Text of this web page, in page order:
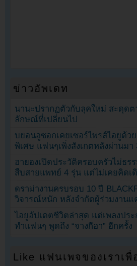
ข่าวอัพเดท
นานะปรากฏตัวกับลุคใหม่ สะดุดต
ลักษณ์ที่เปลี่ยนไป
บยอนอูซอกเคยเซอร์ไพรส์ไอยูด้ว
พิเศษ แฟนๆเพิ่งสังเกตหลังผ่านมา
ฮายองเปิดประวัติครอบครัวไม่ธร
สืบสายแพทย์ 4 รุ่น แต่ไม่เคยคิดเ
ดราม่างานครบรอบ 10 ปี
วิจารณ์หนัก หลังจำกัดผู้ร่วมงานแ
ไอยูอัปเดตชีวิตล่าสุด แต่เพลงปร
ทำแฟนๆ พูดถึง “จางกีฮา” อีกครั้ง
Like แฟนเพจของเราเพื่